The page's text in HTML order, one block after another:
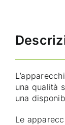
una qualità
una
Le